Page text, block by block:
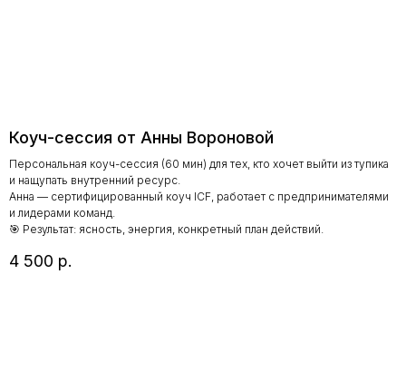
Коуч-сессия от Анны Вороновой
Персональная коуч-сессия (60 мин) для тех, кто хочет выйти из тупика
и нащупать внутренний ресурс.
Анна — сертифицированный коуч ICF, работает с предпринимателями
и лидерами команд.
🎯 Результат: ясность, энергия, конкретный план действий.
4 500 р.